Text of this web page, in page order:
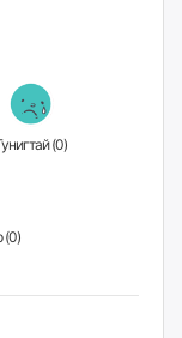
Гунигтай (0)
Үзэн ядмаар (0)